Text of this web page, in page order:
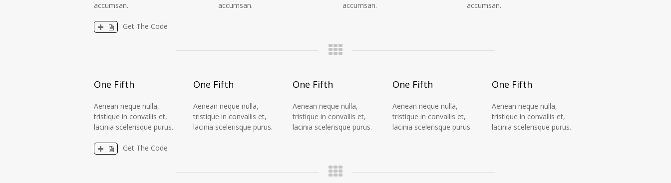
accumsan.
accumsan.
accumsan.
accumsan.
Get The Code
One Fifth
Aenean neque nulla,
tristique in convallis et,
lacinia scelerisque purus.
One Fifth
Aenean neque nulla,
tristique in convallis et,
lacinia scelerisque purus.
One Fifth
Aenean neque nulla,
tristique in convallis et,
lacinia scelerisque purus.
One Fifth
Aenean neque nulla,
tristique in convallis et,
lacinia scelerisque purus.
One Fifth
Aenean neque nulla,
tristique in convallis et,
lacinia scelerisque purus.
Get The Code